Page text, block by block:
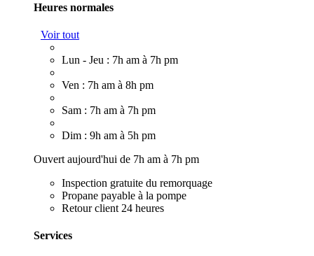
Heures normales
Voir tout
Lun - Jeu : 7h am à 7h pm
Ven : 7h am à 8h pm
Sam : 7h am à 7h pm
Dim : 9h am à 5h pm
Ouvert aujourd'hui de 7h am à 7h pm
Inspection gratuite du remorquage
Propane payable à la pompe
Retour client 24 heures
Services